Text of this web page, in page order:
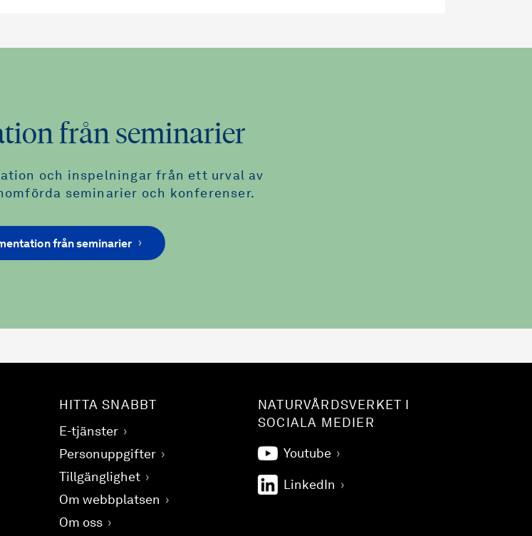
från seminarier
och inspelningar från ett urval av
seminarier och konferenser.
från seminarier
HITTA SNABBT
E-tjänster
Personuppgifter
Tillgänglighet
Om webbplatsen
Om oss
NATURVÅRDSVERKET I
SOCIALA MEDIER
Youtube
LinkedIn